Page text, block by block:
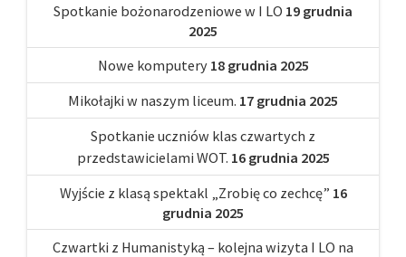
Spotkanie bożonarodzeniowe w I LO 19 grudnia
2025
Nowe komputery 18 grudnia 2025
Mikołajki w naszym liceum. 17 grudnia 2025
Spotkanie uczniów klas czwartych z
przedstawicielami WOT. 16 grudnia 2025
Wyjście z klasą spektakl „Zrobię co zechcę” 16
grudnia 2025
Czwartki z Humanistyką – kolejna wizyta I LO na